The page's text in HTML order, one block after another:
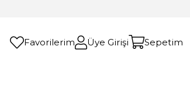
Favorilerim Üye Girişi Sepetim